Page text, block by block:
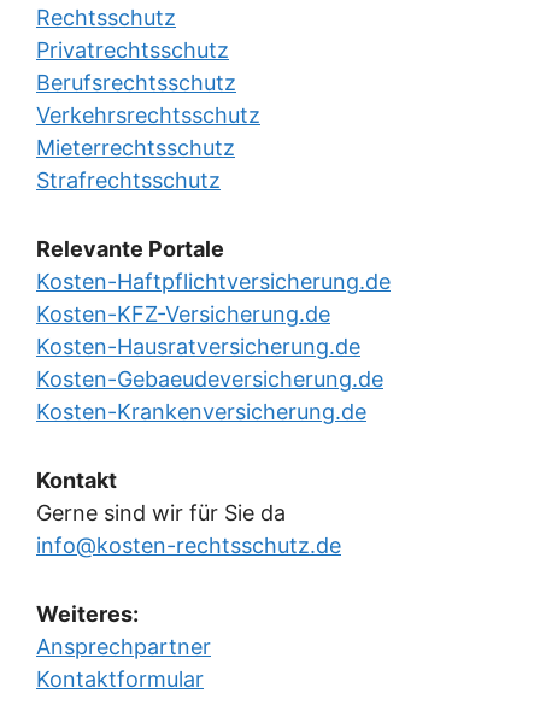
Rechtsschutz
Privatrechtsschutz
Berufsrechtsschutz
Verkehrsrechtsschutz
Mieterrechtsschutz
Strafrechtsschutz
Relevante Portale
Kosten-Haftpflichtversicherung.de
Kosten-KFZ-Versicherung.de
Kosten-Hausratversicherung.de
Kosten-Gebaeudeversicherung.de
Kosten-Krankenversicherung.de
Kontakt
Gerne sind wir für Sie da
info@kosten-rechtsschutz.de
Weiteres:
Ansprechpartner
Kontaktformular